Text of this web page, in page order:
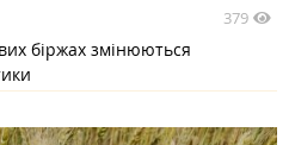
379
біржах змінюються